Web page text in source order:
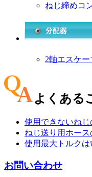
ねじ締めコ
2軸エスケー
よくある
使用できないね
ねじ送り用ホー
使用最大トルクは
お問い合わせ